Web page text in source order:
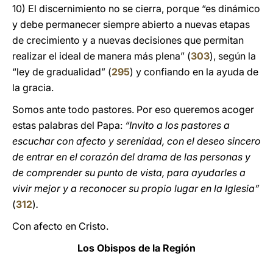
10) El discernimiento no se cierra, porque “es dinámico
y debe permanecer siempre abierto a nuevas etapas
de crecimiento y a nuevas decisiones que permitan
realizar el ideal de manera más plena” (303), según la
“ley de gradualidad” (295) y confiando en la ayuda de
la gracia.
Somos ante todo pastores. Por eso queremos acoger
estas palabras del Papa: “Invito a los pastores a
escuchar con afecto y serenidad, con el deseo sincero
de entrar en el corazón del drama de las personas y
de comprender su punto de vista, para ayudarles a
vivir mejor y a reconocer su propio lugar en la Iglesia”
(312).
Con afecto en Cristo.
Los Obispos de la Región